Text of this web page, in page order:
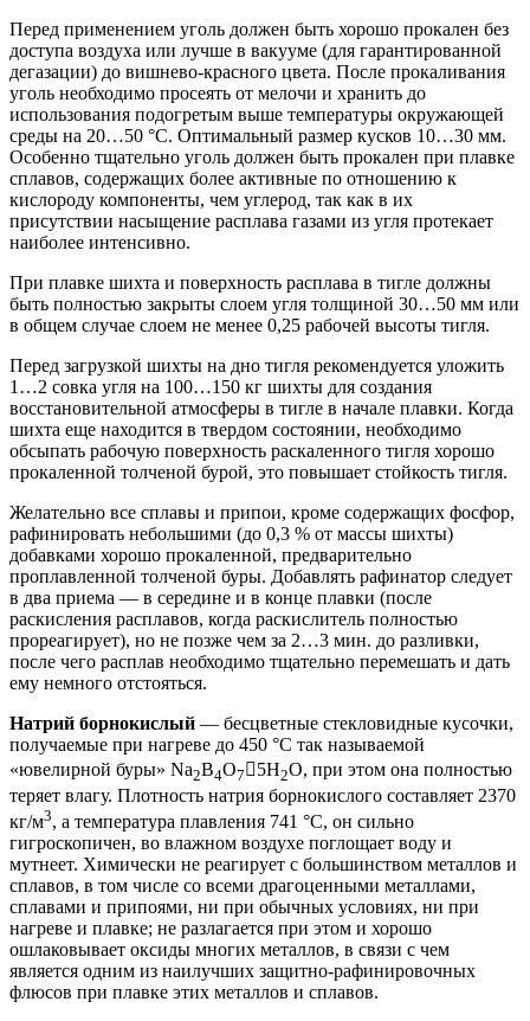
Перед применением уголь должен быть хорошо прокален без
доступа воздуха или лучше в вакууме (для гарантированной
дегазации) до вишнево-красного цвета. После прокаливания
уголь необходимо просеять от мелочи и хранить до
использования подогретым выше температуры окружающей
среды на 20…50 °С. Оптимальный размер кусков 10…30 мм.
Особенно тщательно уголь должен быть прокален при плавке
сплавов, содержащих более активные по отношению к
кислороду компоненты, чем углерод, так как в их
присутствии насыщение расплава газами из угля протекает
наиболее интенсивно.
При плавке шихта и поверхность расплава в тигле должны
быть полностью закрыты слоем угля толщиной 30…50 мм или
в общем случае слоем не менее 0,25 рабочей высоты тигля.
Перед загрузкой шихты на дно тигля рекомендуется уложить
1…2 совка угля на 100…150 кг шихты для создания
восстановительной атмосферы в тигле в начале плавки. Когда
шихта еще находится в твердом состоянии, необходимо
обсыпать рабочую поверхность раскаленного тигля хорошо
прокаленной толченой бурой, это повышает стойкость тигля.
Желательно все сплавы и припои, кроме содержащих фосфор,
рафинировать небольшими (до 0,3 % от массы шихты)
добавками хорошо прокаленной, предварительно
проплавленной толченой буры. Добавлять рафинатор следует
в два приема — в середине и в конце плавки (после
раскисления расплавов, когда раскислитель полностью
прореагирует), но не позже чем за 2…3 мин. до разливки,
после чего расплав необходимо тщательно перемешать и дать
ему немного отстояться.
Натрий борнокислый — бесцветные стекловидные кусочки,
получаемые при нагреве до 450 °С так называемой
«ювелирной буры» Na2B4O7 5H2O, при этом она полностью
теряет влагу. Плотность натрия борнокислого составляет 2370
кг/м3, а температура плавления 741 °С, он сильно
гигроскопичен, во влажном воздухе поглощает воду и
мутнеет. Химически не реагирует с большинством металлов и
сплавов, в том числе со всеми драгоценными металлами,
сплавами и припоями, ни при обычных условиях, ни при
нагреве и плавке; не разлагается при этом и хорошо
ошлаковывает оксиды многих металлов, в связи с чем
является одним из наилучших защитно-рафинировочных
флюсов при плавке этих металлов и сплавов.